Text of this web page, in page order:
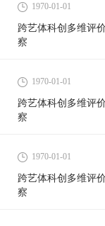
1970-01-01
跨艺体科创多维评
察
1970-01-01
跨艺体科创多维评
察
1970-01-01
跨艺体科创多维评
察